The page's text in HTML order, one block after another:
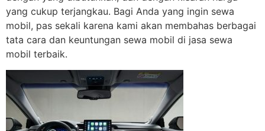
yang cukup terjangkau. Bagi Anda yang ingin sewa
mobil, pas sekali karena kami akan membahas berbagai
tata cara dan keuntungan sewa mobil di jasa sewa
mobil terbaik.